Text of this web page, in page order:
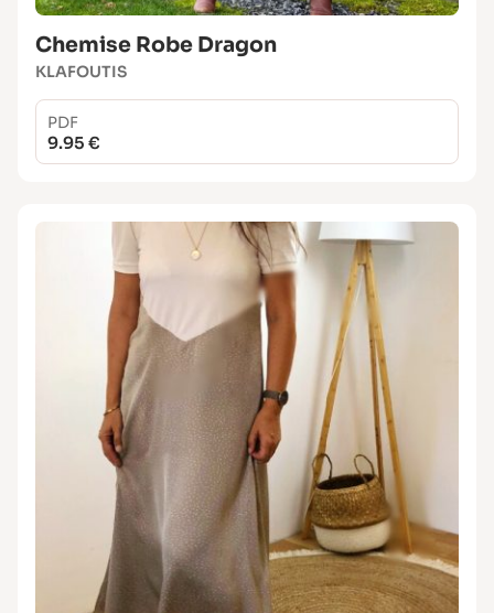
Chemise Robe Dragon
KLAFOUTIS
PDF
9.95 €